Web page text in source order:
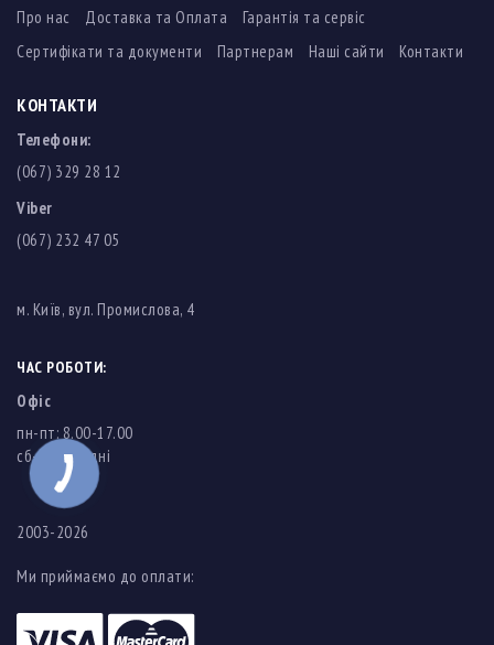
Про нас Доставка та Оплата
Гарантія та сервіс
Сертифікати та документи
Партнерам Наші сайти Контакти
КОНТАКТИ
Телефони:
(067) 329 28 12
Viber
(067) 232 47 05
м. Київ, вул. Промислова, 4
ЧАС РОБОТИ:
Офіс
пн-пт: 8.00-17.00
cб-нд: вихідні
2003-2026
Ми приймаємо до оплати: